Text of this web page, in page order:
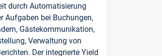
durch Automatisierung
Aufgaben bei Buchungen,
Gästekommunikation,
Verwaltung von
Der integrierte Yield